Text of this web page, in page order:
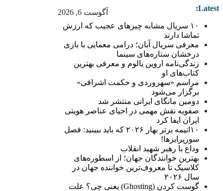
آگوست 6, 2026 Latest:
۱۰ سریال مشابه چیزهای عجیب که ارزش
تماشا دارند
معرفی سریال آبان؛ درامی معمایی با بازی
درخشان ستاره‌های سینما
زندگی‌نامه اروین یالوم و معرفی بهترین
کتاب‌های او
مراسم «سهروردی و حکمت اشراقی»
برگزار می‌شود
دومین مانگای ایرانی منتشر شد
صفویه نقش مهمی در احیای عناصر هویتی
ایران ایفا کرد
۱۰انیمه برتر بهار ۲۰۲۶ که باید ببینید: فصل
سورپرایزها!
وداع با رهبر شهید انقلاب
بهترین خوانندگان جهان؛ از اسطوره‌های
کلاسیک تا معروف‌ترین خواننده جهان در
سال ۲۰۲۶
گوست کردن (Ghosting) یعنی چی؟ علت